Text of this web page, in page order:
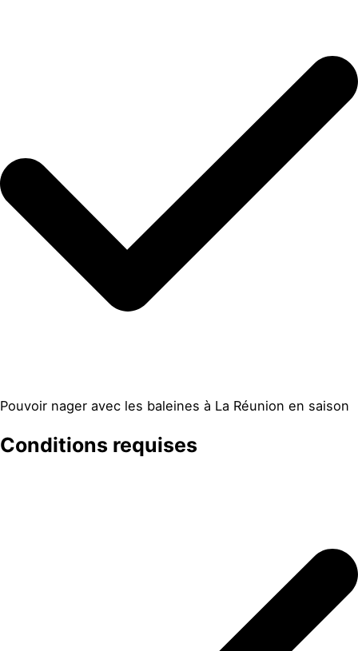
Pouvoir nager avec les baleines à La Réunion en saison
Conditions requises